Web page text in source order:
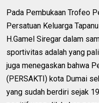
Pada Pembukaan Trofeo
Persatuan Keluarga
H.Gamel Siregar dalam
sportivitas adalah yang
juga menegaskan bahwa
(PERSAKTI) kota Dumai
yang sudah berdiri sejak